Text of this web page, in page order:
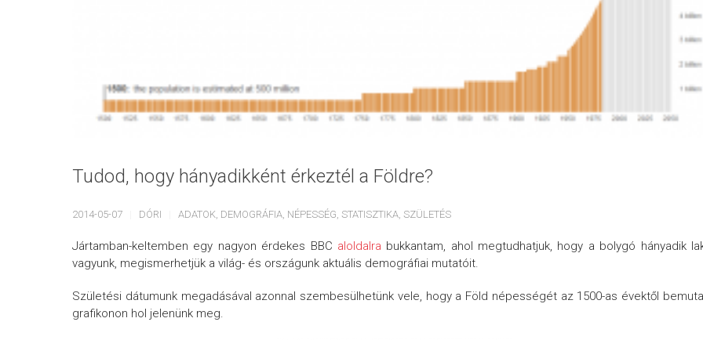
Tudod, hogy hányadikként érkeztél a Földre?
2014-05-07 DÓRI ADATOK, DEMOGRÁFIA, NÉPESSÉG, STATISZTIKA, SZÜLETÉS
Jártamban-keltemben egy nagyon érdekes BBC aloldalra bukkantam, ahol megtudhatjuk, hogy a bolygó hányadik
vagyunk, megismerhetjük a világ- és országunk aktuális demográfiai mutatóit.
Születési dátumunk megadásával azonnal szembesülhetünk vele, hogy a Föld népességét az 1500-as évektől
grafikonon hol jelenünk meg.